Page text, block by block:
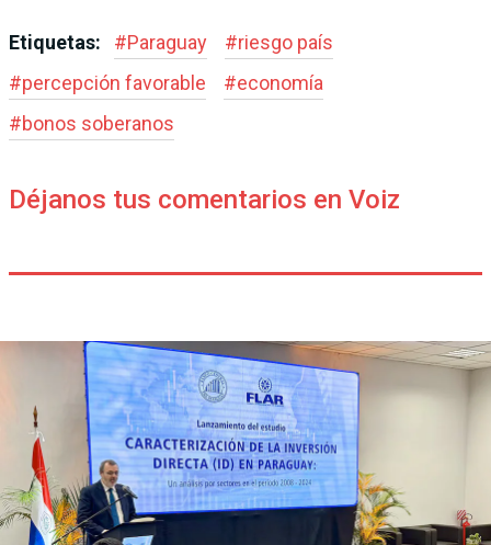
Etiquetas: #Paraguay #riesgo país
#percepción favorable #economía
#bonos soberanos
Déjanos tus comentarios en Voiz